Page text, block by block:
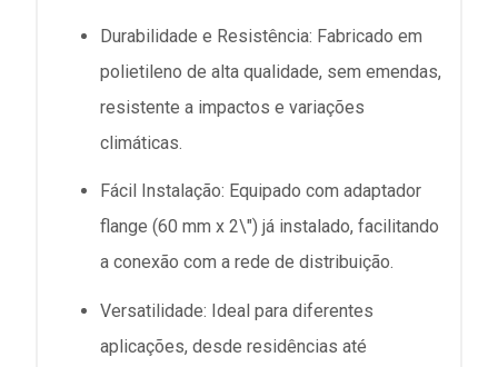
Durabilidade e Resistência: Fabricado em
polietileno de alta qualidade, sem emendas,
resistente a impactos e variações
climáticas.
Fácil Instalação: Equipado com adaptador
flange (60 mm x 2\") já instalado, facilitando
a conexão com a rede de distribuição.
Versatilidade: Ideal para diferentes
aplicações, desde residências até